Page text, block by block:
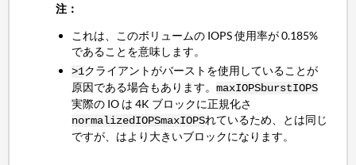
注：
これは、このボリュームの IOPS 使用率が 0.185%
であることを意味します。
>1クライアントがバーストを使用していることが
原因である場合もあります。maxIOPSburstIOPS
実際の IO は 4K ブロックに正規化さ
normalizedIOPSmaxIOPSれているため、とは同じ
ですが、はより大きいブロックになります。